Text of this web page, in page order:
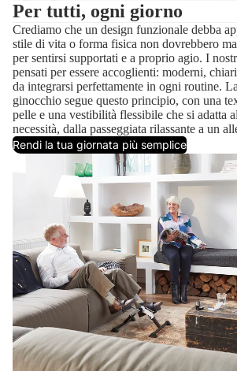
Per tutti, ogni giorno
Crediamo che un design funzionale debba
stile di vita o forma fisica non dovrebbero
per sentirsi supportati e a proprio agio. I
pensati per essere accoglienti: moderni,
da integrarsi perfettamente in ogni routine.
ginocchio segue questo principio, con una
pelle e una vestibilità flessibile che si adatta
necessità, dalla passeggiata rilassante a un
Rendi la tua giornata più semplice